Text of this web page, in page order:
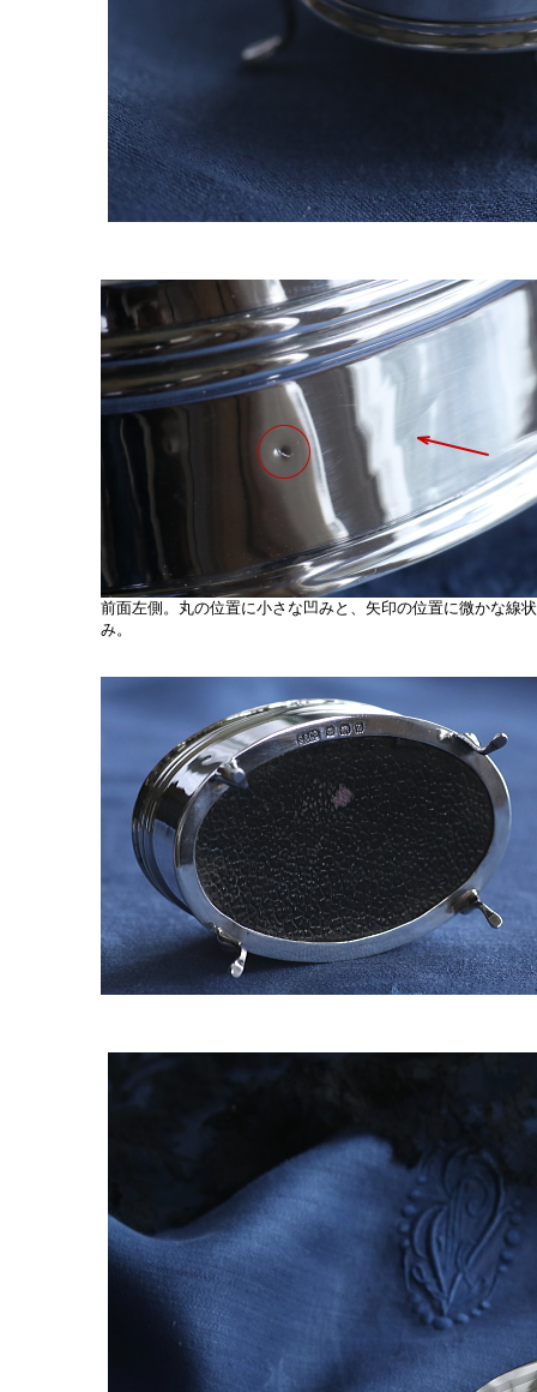
前面左側。丸の位置に小さな凹みと、矢印の位置に微かな線
み。